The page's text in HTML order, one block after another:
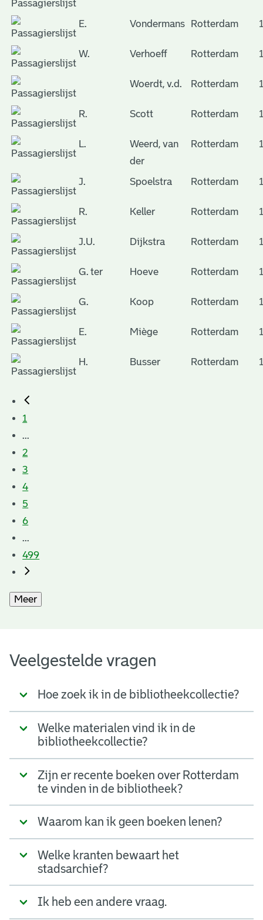
E. Vondermans Rotterdam
W. Verhoeff Rotterdam
Woerdt, v.d. Rotterdam
R. Scott Rotterdam
L.
Weerd, van
der
Rotterdam
J. Spoelstra Rotterdam
R. Keller Rotterdam
J.U. Dijkstra Rotterdam
G. ter Hoeve Rotterdam
G. Koop Rotterdam
E. Miège Rotterdam
H. Busser Rotterdam
1
...
2
3
4
5
6
...
499
Meer
Veelgestelde vragen
Hoe zoek ik in de bibliotheekcollectie?
Welke materialen vind ik in de
bibliotheekcollectie?
Zijn er recente boeken over Rotterdam
te vinden in de bibliotheek?
Waarom kan ik geen boeken lenen?
Welke kranten bewaart het
stadsarchief?
Ik heb een andere vraag.